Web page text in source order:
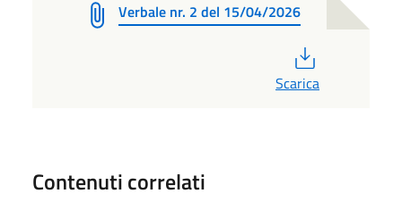
Verbale nr. 2 del 15/04/2026
Scarica
Contenuti correlati